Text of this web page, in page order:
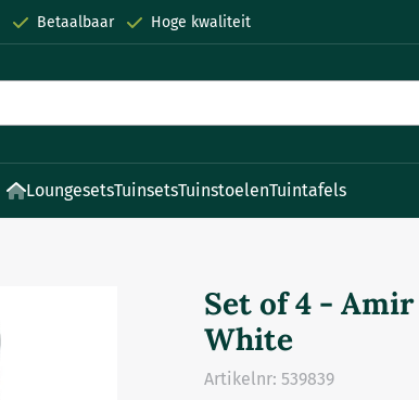
Betaalbaar Hoge kwaliteit
LoungesetsTuinsetsTuinstoelenTuintafels
Set of 4 -
White
Artikelnr: 539839